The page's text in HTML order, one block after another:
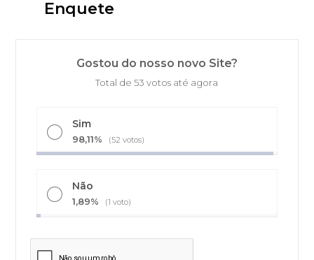
Enquete
Gostou do nosso novo Site?
Total de 53 votos até agora
Sim
98,11% (52 votos)
Não
1,89% (1 voto)